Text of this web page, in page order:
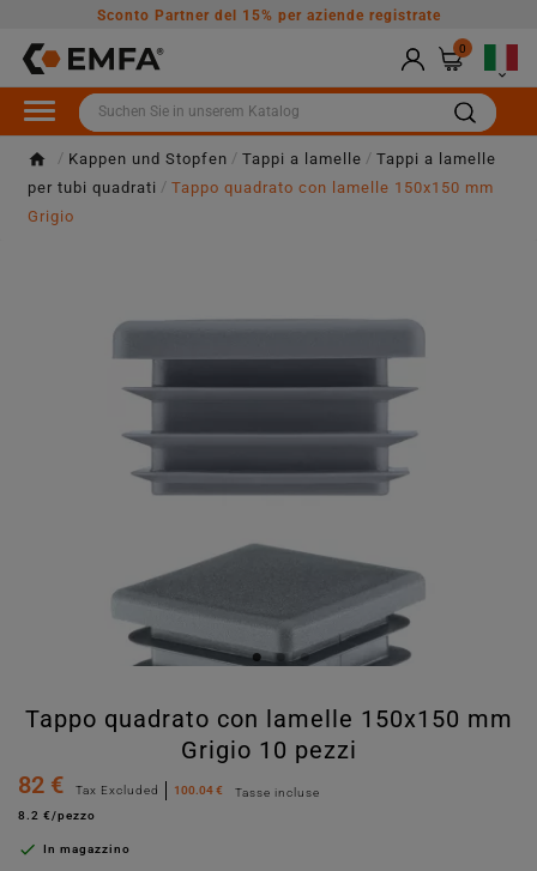
Sconto Partner del 15% per aziende registrate
0

Kappen und Stopfen Tappi a lamelle
Tappi a lamelle
per tubi quadrati
Tappo quadrato con lamelle 150x150 mm
Grigio
Tappo quadrato con lamelle 150x150 mm
Grigio 10 pezzi
82 €
Tax Excluded 100.04 €
Tasse incluse
8.2 €/pezzo
 In magazzino